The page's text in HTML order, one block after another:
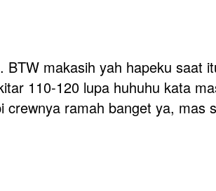
makasih yah hapeku saat
110-120 lupa huhuhu kata
ramah banget ya, mas